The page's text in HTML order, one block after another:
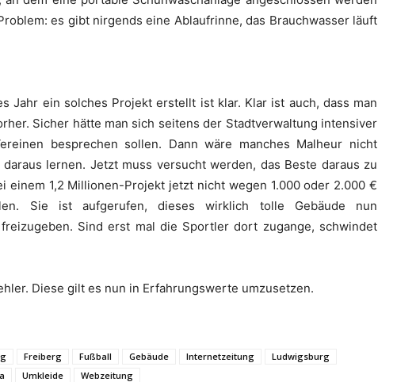
es gibt nirgends eine Ablaufrinne, das Brauchwasser läuft
Jahr ein solches Projekt erstellt ist klar. Klar ist auch, dass man
Sicher hätte man sich seitens der Stadtverwaltung intensiver
besprechen sollen. Dann wäre manches Malheur nicht
lernen. Jetzt muss versucht werden, das Beste daraus zu
einem 1,2 Millionen-Projekt jetzt nicht wegen 1.000 oder 2.000 €
Sie ist aufgerufen, dieses wirklich tolle Gebäude nun
Sind erst mal die Sportler dort zugange, schwindet
Diese gilt es nun in Erfahrungswerte umzusetzen.
Freiberg Fußball Gebäude Internetzeitung
Ludwigsburg
Umkleide Webzeitung